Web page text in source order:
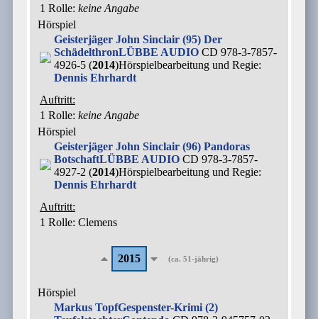
1 Rolle: keine Angabe
Hörspiel
Geisterjäger John Sinclair (95) Der
SchädelthronLÜBBE AUDIOCD 978-3-7857-
4926-5 (2014)Hörspielbearbeitung und Regie:
Dennis Ehrhardt
Auftritt:
1 Rolle: keine Angabe
Hörspiel
Geisterjäger John Sinclair (96) Pandoras
BotschaftLÜBBE AUDIOCD 978-3-7857-
4927-2 (2014)Hörspielbearbeitung und Regie:
Dennis Ehrhardt
Auftritt:
1 Rolle: Clemens
2015 (ca. 51-jährig)
Hörspiel
Markus TopfGespenster-Krimi (2)